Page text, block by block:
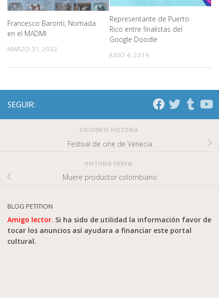
Francesco Baronti, Nomada
en el MADMI
MARZO 31, 2022
Representante de Puerto
Rico entre finalistas del
Google Doodle
JULIO 4, 2019
SEGUIR:
SIGUIENTE HISTORIA
Festival de cine de Venecia
HISTORIA PREVIA
Muere productor colombiano
BLOG PETITION
Amigo lector. Si ha sido de utilidad la información favor de
tocar los anuncios así ayudara a financiar este portal
cultural.